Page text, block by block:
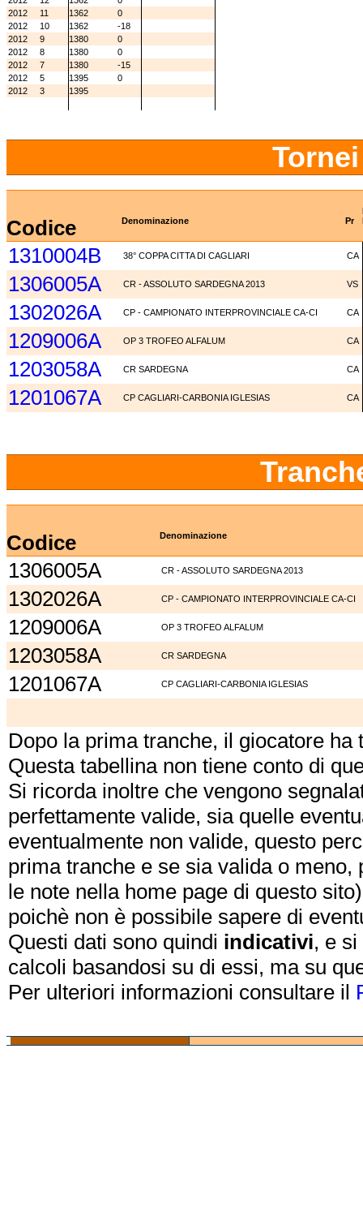
2012
11 1362
0
2012
10 1362
-18
2012
9 1380
0
2012
8 1380
0
2012
7 1380
-15
2012
5 1395
0
2012
3 1395
Codice Denominazione Pr
1310004B 38° COPPA CITTA DI CAGLIARI CA
1306005A CR - ASSOLUTO SARDEGNA 2013 VS
1302026A CP - CAMPIONATO INTERPROVINCIALE CA-CI CA
1209006A OP 3 TROFEO ALFALUM CA
1203058A CR SARDEGNA CA
1201067A CP CAGLIARI-CARBONIA IGLESIAS CA
Codice Denominazione
1306005A CR - ASSOLUTO SARDEGNA 2013
1302026A CP - CAMPIONATO INTERPROVINCIALE CA-CI
1209006A OP 3 TROFEO ALFALUM
1203058A CR SARDEGNA
1201067A CP CAGLIARI-CARBONIA IGLESIAS
Dopo la prima tranche, il giocatore
Questa tabellina non tiene conto di
Si ricorda inoltre che vengono
perfettamente valide, sia quelle
eventualmente non valide, questo
prima tranche e se sia valida o
le note nella home page di questo
poichè non è possibile sapere di
Questi dati sono quindi indicativi, e
calcoli basandosi su di essi, ma su
Per ulteriori informazioni consultare il